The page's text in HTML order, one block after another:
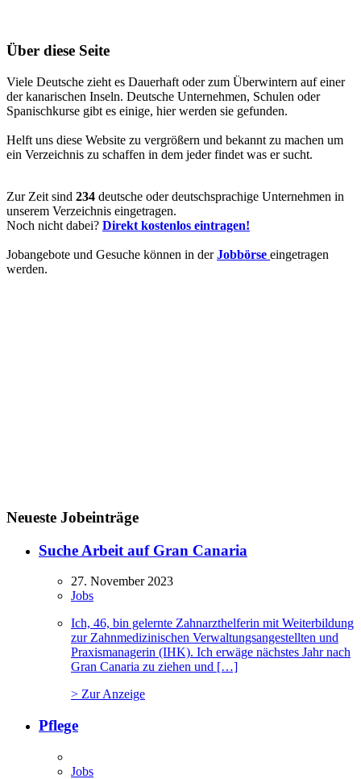
Über diese Seite
Viele Deutsche zieht es Dauerhaft oder zum Überwintern auf einer
der kanarischen Inseln. Deutsche Unternehmen, Schulen oder
Spanischkurse gibt es einige, hier werden sie gefunden.
Helft uns diese Website zu vergrößern und bekannt zu machen um
ein Verzeichnis zu schaffen in dem jeder findet was er sucht.
Zur Zeit sind 234 deutsche oder deutschsprachige Unternehmen in
unserem Verzeichnis eingetragen.
Noch nicht dabei? Direkt kostenlos eintragen!
Jobangebote und Gesuche können in derJobbörse eingetragen
werden.
Neueste Jobeinträge
Suche Arbeit auf Gran Canaria
27. November 2023
Jobs
Ich, 46, bin gelernte Zahnarzthelferin mit Weiterbildung
zur Zahnmedizinischen Verwaltungsangestellten und
Praxismanagerin (IHK). Ich erwäge nächstes Jahr nach
Gran Canaria zu ziehen und […]
> Zur Anzeige
Pflege
Jobs